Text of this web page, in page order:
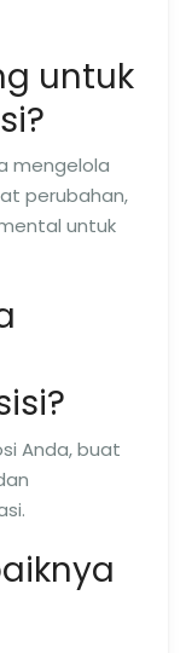
untuk
mengelola
perubahan,
untuk
Anda, buat